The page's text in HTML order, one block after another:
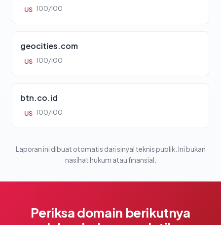
US 100/100
geocities.com
US 100/100
btn.co.id
US 100/100
Laporan ini dibuat otomatis dari sinyal teknis publik. Ini bukan
nasihat hukum atau finansial.
Periksa domain berikutnya